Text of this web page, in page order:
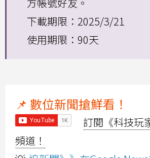
方帳號好友。
下載期限：2025/3/21
使用期限：90天
📌 數位新聞搶鮮看！
訂閱《科技玩
頻道！